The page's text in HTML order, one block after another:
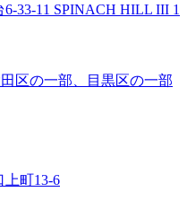
33-11 SPINACH HILL III 1
区の一部、目黒区の一部
町13-6